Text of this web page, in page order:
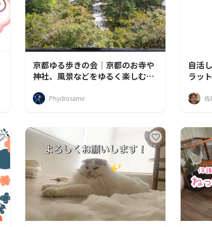
京都ゆる歩きの会｜京都のお寺や
神社、風景などをゆるく楽しむ交
Phydrosamir
自活
ラッ
佐